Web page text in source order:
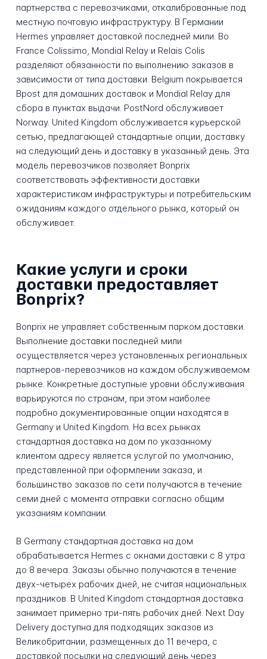
партнерства с перевозчиками, откалиброванные под
местную почтовую инфраструктуру. В Германии
Hermes управляет доставкой последней мили. Во
France Colissimo, Mondial Relay и Relais Colis
разделяют обязанности по выполнению заказов в
зависимости от типа доставки. Belgium покрывается
Bpost для домашних доставок и Mondial Relay для
сбора в пунктах выдачи. PostNord обслуживает
Norway. United Kingdom обслуживается курьерской
сетью, предлагающей стандартные опции, доставку
на следующий день и доставку в указанный день. Эта
модель перевозчиков позволяет Bonprix
соответствовать эффективности доставки
характеристикам инфраструктуры и потребительским
ожиданиям каждого отдельного рынка, который он
обслуживает.
Какие услуги и сроки
доставки предоставляет
Bonprix?
Bonprix не управляет собственным парком доставки.
Выполнение доставки последней мили
осуществляется через установленных региональных
партнеров-перевозчиков на каждом обслуживаемом
рынке. Конкретные доступные уровни обслуживания
варьируются по странам, при этом наиболее
подробно документированные опции находятся в
Germany и United Kingdom. На всех рынках
стандартная доставка на дом по указанному
клиентом адресу является услугой по умолчанию,
представленной при оформлении заказа, и
большинство заказов по сети получаются в течение
семи дней с момента отправки согласно общим
указаниям компании.
В Germany стандартная доставка на дом
обрабатывается Hermes с окнами доставки с 8 утра
до 8 вечера. Заказы обычно получаются в течение
двух-четырех рабочих дней, не считая национальных
праздников. В United Kingdom стандартная доставка
занимает примерно три-пять рабочих дней. Next Day
Delivery доступна для подходящих заказов из
Великобритании, размещенных до 11 вечера, с
доставкой посылки на следующий день через